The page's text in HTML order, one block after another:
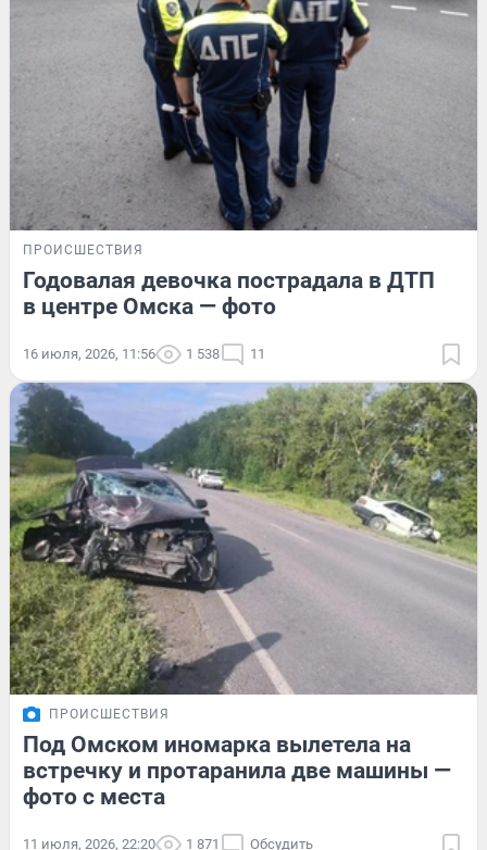
ПРОИСШЕСТВИЯ
Годовалая девочка пострадала в ДТП
в центре Омска — фото
16 июля, 2026, 11:56 1 538 11
ПРОИСШЕСТВИЯ
Под Омском иномарка вылетела на
встречку и протаранила две машины —
фото с места
11 июля, 2026, 22:20 1 871 Обсудить